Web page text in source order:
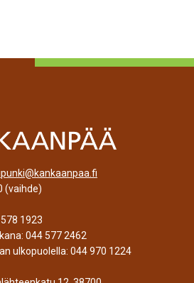
(vaihde)
1923
044 577 2462
ulkopuolella: 044 970 1224